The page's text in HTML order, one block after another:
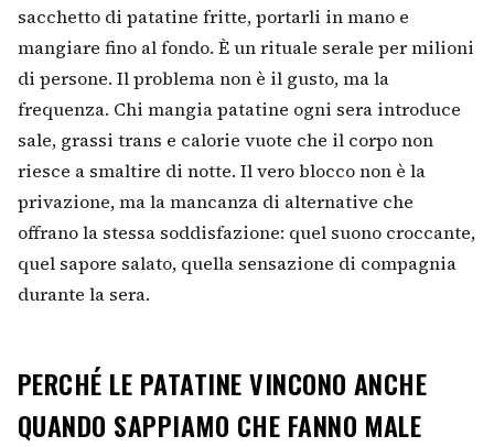
sacchetto di patatine fritte, portarli in mano e
mangiare fino al fondo. È un rituale serale per milioni
di persone. Il problema non è il gusto, ma la
frequenza. Chi mangia patatine ogni sera introduce
sale, grassi trans e calorie vuote che il corpo non
riesce a smaltire di notte. Il vero blocco non è la
privazione, ma la mancanza di alternative che
offrano la stessa soddisfazione: quel suono croccante,
quel sapore salato, quella sensazione di compagnia
durante la sera.
PERCHÉ LE PATATINE VINCONO ANCHE
QUANDO SAPPIAMO CHE FANNO MALE